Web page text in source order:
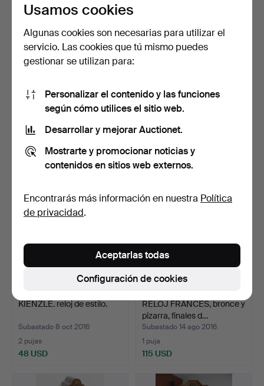
ERNEST BOREL, RELOJ
DE PULSERA.
Subastado 27 oct 2016
174 USD
RELOJ DE PÉNDULO PARA
Subastado 17 oct 2016
35 USD
KIENZLE. reloj de estilo.
Subastado 8 oct 2016
2 pujas
48 USD
RELOJ FRANCÉS, bronce y
pizarra, finales d…
Subastado 14 ago 2016
1 puja
115 USD
Usamos cookies
Algunas cookies son necesarias para utilizar el
servicio. Las cookies que tú mismo puedes
gestionar se utilizan para:
Personalizar el contenido y las funciones
según cómo utilices el sitio web.
Desarrollar y mejorar Auctionet.
Mostrarte y promocionar noticias y
contenidos en sitios web externos.
Encontrarás más información en nuestra Política
de privacidad.
Configuración de cookies
Aceptarlas todas